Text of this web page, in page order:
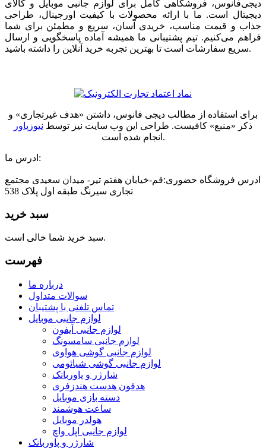
دیجی‌فانوس، فروشگاهی کامل برای لوازم جانبی موبایل و کالای
دیجیتال است. ما با ارائه محصولات با کیفیت اورجینال، طراحی
جذاب و قیمت مناسب، خریدی آسان، سریع و مطمئن برای شما
فراهم می‌کنیم. تیم پشتیبانی ما همیشه آماده پاسخگویی و ارسال
سریع سفارشات است تا بهترین تجربه خرید آنلاین را داشته باشید.
برای استفاده از مطالب دیجی فانوس، داشتن «هدف غیرتجاری» و
ذکر «منبع» کافیست. طراحی این وب سایت نیز توسط نیوزپاور
انجام شده است.
ادرس ما:
ادرس فروشگاه حضوری:قم-خیابان هفتم تیر- میدان سعیدی مجتمع
تجاری سیرنگ طبقه اول پلاک 538
سبد خرید
سبد خرید شما خالی است.
فهرست
درباره ما
سوالات متداول
تماس تلفنی با پشتیبان
لوازم جانبی موبایل
لوازم جانبی آیفون
لوازم جانبی سامسونگ
لوازم جانبی گوشی هواوی
لوازم جانبی گوشی شیائومی
شارژر و پاوربانک
هدفون هدست هندزفری
دسته بازی موبایل
ساعت هوشمند
هولدر موبایل
لوازم جانبی اپل واچ
شارژر و پاوربانک